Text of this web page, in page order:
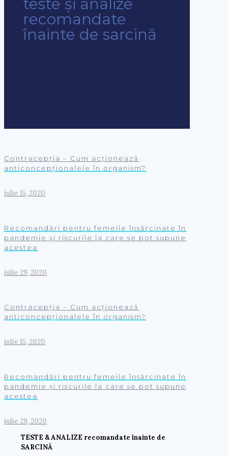
recomandate
înainte de sarcină
Contracepția – Cum acționează
anticoncepționalele în organism?
iulie 15, 2020
Recomandări pentru femeile însărcinate în
pandemie și riscurile la care se pot supune
acestea
iulie 29, 2020
Contracepția – Cum acționează
anticoncepționalele în organism?
iulie 15, 2020
Recomandări pentru femeile însărcinate în
pandemie și riscurile la care se pot supune
acestea
iulie 29, 2020
TESTE & ANALIZE recomandate înainte de
SARCINĂ